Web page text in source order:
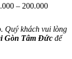
– 200.000
Quý khách vui lòng
Gòn Tâm Đức để